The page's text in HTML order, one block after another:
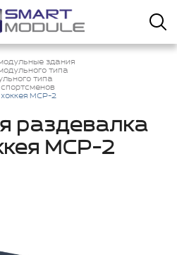
здания
типа
типа
МСР-2
раздевалка
МСР-2